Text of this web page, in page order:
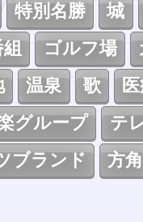
特別名勝
城
ゴルフ場
温泉 歌
グループ
テ
ブランド 方角